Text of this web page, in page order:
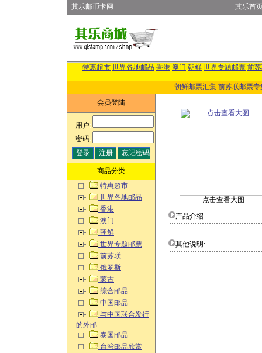
其乐邮币卡网 其乐首
特惠超市 世界各地邮品 香港 澳门 朝鲜 世界专题邮票 前
朝鲜邮票汇集 前苏联邮票专
会员登陆
用户:
密码:
商品分类
特惠超市
世界各地邮品
香港
澳门
朝鲜
世界专题邮票
前苏联
俄罗斯
蒙古
综合邮品
中国邮品
与中国联合发行
的外邮
泰国邮品
台湾邮品欣赏
点击查看大图
产品介绍:
其他说明: